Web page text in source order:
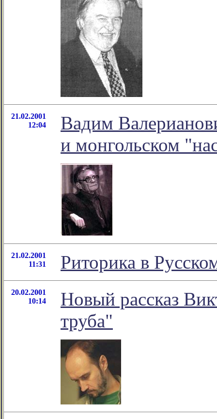
21.02.2001
12:04
Вадим
и монгольском
21.02.2001
11:31
Риторика в
20.02.2001
10:14
Новый рассказ
труба"